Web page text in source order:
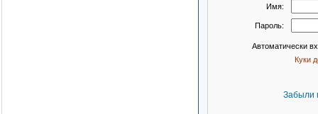
Имя:
Пароль:
Автоматически
Куки
Забыли